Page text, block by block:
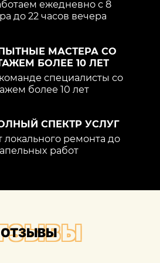
виды
осуществляют
методом. Однако если
сложные (металл
осуществляется с
покрытия,
работами,
и
уровне
автоцентре
ежедневно с 8
до 22 часов вечера
МАСТЕРА СО
БОЛЕЕ 10 ЛЕТ
специалисты со
более 10 лет
СПЕКТР УСЛУГ
локального ремонта до
работ
ОТЗЫВЫ